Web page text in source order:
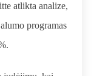
atlikta analize,
programas